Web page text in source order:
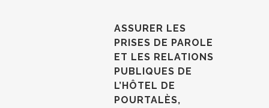
ASSURER LES
PRISES DE PAROLE
ET LES RELATIONS
PUBLIQUES DE
L’HÔTEL DE
POURTALÈS,